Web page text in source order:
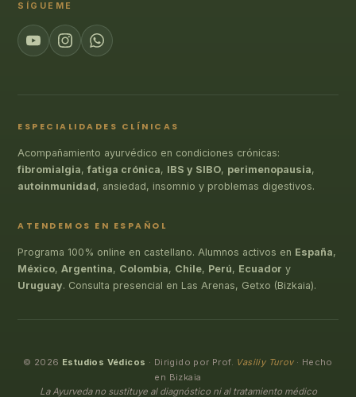
SÍGUEME
ESPECIALIDADES CLÍNICAS
Acompañamiento ayurvédico en condiciones crónicas:
fibromialgia,fatiga crónica, IBS y SIBO, perimenopausia,
autoinmunidad, ansiedad, insomnio y problemas digestivos.
ATENDEMOS EN ESPAÑOL
Programa 100% online en castellano. Alumnos activos en España,
México, Argentina, Colombia, Chile, Perú, Ecuador y
Uruguay. Consulta presencial en Las Arenas, Getxo (Bizkaia).
© 2026 Estudios Védicos · Dirigido por Prof. Vasiliy Turov· Hecho
en Bizkaia
La Ayurveda no sustituye al diagnóstico ni al tratamiento médico